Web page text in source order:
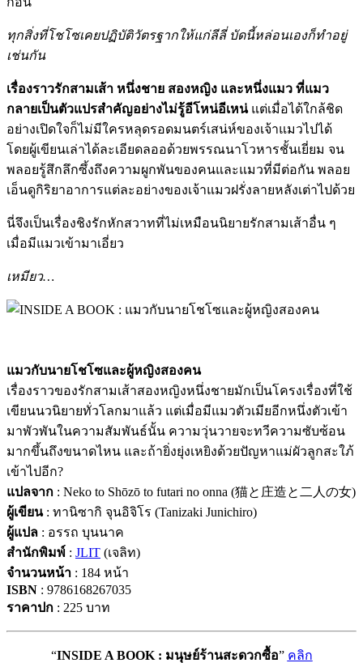
ทุกสิ่งที่โชโซเคยปฏิบัติวัตรฐากให้แก่ลีลี่ บัดนี้หล่อนเองก็ทำอยู่
เช่นกัน
เรื่องราวรักสามเส้า หนึ่งชาย สองหญิง และหนึ่งแมว ที่แมว
กลายเป็นตัวแปรสำคัญอย่างไม่รู้อีโหน่อีเหน่แต่เมื่อได้ใกล้ชิด
อย่างเปิดใจก็ไม่มีใครหลุดรอดมนตร์เสน่ห์ของเจ้าแมวไปได้
โดยผู้เขียนเล่าได้ละเอียดลออด้วยพรรณนาโวหารชั้นเยี่ยม จน
พลอยรู้สึกลึกซึ้งถึงความผูกพันของคนและแมวที่มีต่อกัน พลอย
เอ็นดูกิริยาอาการแต่ละอย่างของเจ้าแมวฝรั่งลายหลังเต่าไปด้วย
นี่จึงเป็นเรื่องชิงรักหักสวาทที่ไม่เหมือนนิยายรักสามเส้าอื่น ๆ
เมื่อมีแมวเข้ามาเอี่ยว
เหมียว…
แมวกับนายโชโซและผู้หญิงสองคน
เรื่องราวของรักสามเส้าสองหญิงหนึ่งชายมักเป็นโครงเรื่องที่ใช้
เขียนนวนิยายทั่วโลกมาแล้ว แต่เมื่อมีแมวตัวเมียอีกหนึ่งตัวเข้า
มาพัวพันในความสัมพันธ์นั้น ความวุ่นวายจะทวีความซับซ้อน
มากขึ้นถึงขนาดไหน และถ้ายิ่งยุ่งเหยิงด้วยปัญหาแม่ผัวลูกสะใภ้
เข้าไปอีก?
แปลจาก : Neko to Shōzō to futari no onna (猫と庄造と二人の女)
ผู้เขียน: ทานิซากิ จุนอิจิโร (Tanizaki Junichiro)
ผู้แปล : อรรถ บุนนาค
สำนักพิมพ์ : JLIT (เจลิท)
จำนวนหน้า : 184 หน้า
ISBN : 9786168267035
ราคาปก : 225 บาท
“INSIDE A BOOK : มนุษย์ร้านสะดวกซื้อ” คลิก